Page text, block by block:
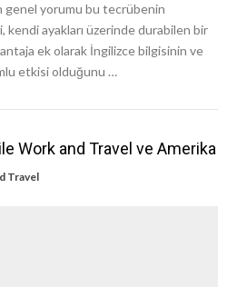
genel yorumu bu tecrübenin
ayakları üzerinde durabilen bir
ek olarak İngilizce bilgisinin ve
etkisi olduğunu …
Work and Travel ve Amerika
Travel